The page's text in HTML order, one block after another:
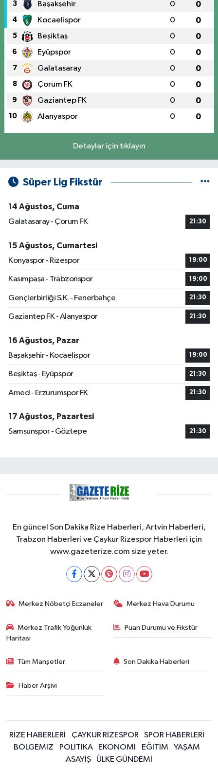
3 Başakşehir 0 0
4 Kocaelispor 0 0
5 Beşiktaş 0 0
6 Eyüpspor 0 0
7 Galatasaray 0 0
8 Çorum FK 0 0
9 Gaziantep FK 0 0
10 Alanyaspor 0 0
Detaylar için tıklayın
Süper Lig Fikstür
14 Ağustos, Cuma
Galatasaray - Çorum FK
21:30
15 Ağustos, Cumartesi
Konyaspor - Rizespor
19:00
Kasımpaşa - Trabzonspor 19:00
Gençlerbirliği S.K. - Fenerbahçe 21:30
Gaziantep FK - Alanyaspor 21:30
16 Ağustos, Pazar
Başakşehir - Kocaelispor
19:00
Beşiktaş - Eyüpspor 21:30
Amed - Erzurumspor FK 21:30
17 Ağustos, Pazartesi
Samsunspor - Göztepe
21:30
En güncel Son Dakika Rize Haberleri, Artvin Haberleri,
Trabzon Haberleri ve Çaykur Rizespor Haberleri için
www.gazeterize.com size yeter.
Merkez Nöbetçi Eczaneler Merkez Hava Durumu
Merkez Trafik Yoğunluk
Haritası
Puan Durumu ve Fikstür
Tüm Manşetler Son Dakika Haberleri
Haber Arşivi
RİZE HABERLERİ ÇAYKUR RİZESPOR
SPOR HABERLERİ
BÖLGEMİZ
POLİTİKA EKONOMİ EĞİTİM
YAŞAM
ASAYİŞ
ÜLKE GÜNDEMİ